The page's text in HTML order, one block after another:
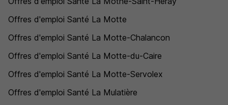
Offres d'emploi Santé La Motte
Offres d'emploi Santé La Motte-Chalancon
Offres d'emploi Santé La Motte-du-Caire
Offres d'emploi Santé La Motte-Servolex
Offres d'emploi Santé La Mulatière